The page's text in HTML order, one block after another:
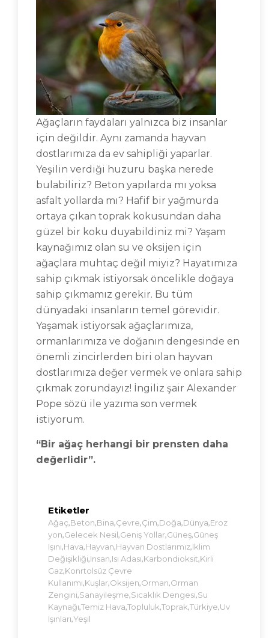
Ağaçların faydaları yalnızca biz insanlar
için değildir. Aynı zamanda hayvan
dostlarımıza da ev sahipliği yaparlar.
Yeşilin verdiği huzuru başka nerede
bulabiliriz? Beton yapılarda mı yoksa
asfalt yollarda mı? Hafif bir yağmurda
ortaya çıkan toprak kokusundan daha
güzel bir koku duyabildiniz mi? Yaşam
kaynağımız olan su ve oksijen için
ağaçlara muhtaç değil miyiz? Hayatımıza
sahip çıkmak istiyorsak öncelikle doğaya
sahip çıkmamız gerekir. Bu tüm
dünyadaki insanların temel görevidir.
Yaşamak istiyorsak ağaçlarımıza,
ormanlarımıza ve doğanın dengesinde en
önemli zincirlerden biri olan hayvan
dostlarımıza değer vermek ve onlara sahip
çıkmak zorundayız! İngiliz şair Alexander
Pope sözü ile yazıma son vermek
istiyorum.
“Bir ağaç herhangi bir prensten daha
değerlidir”.
Etiketler
Ağaç,Beton,Bina,Çevre,Çim,Doğa,Dünya,Eroz
Yon,Gelecek Nesil,Geniş Yollar,Güneş,Güneş
Işını,Hava,Hayvan,Hayvan Dostlarımız,Iklim
Değişikliği,Insan,Isı Adası,Karbondioksit,Kirli
Gaz,Konrtolsüz Çevre
Kullanımı,Kuşlar,Oksijen,Orman,Orman
Zengini,Sanayileşme,Sıcaklık Dengesi,Su
Kaynağı,Temiz Hava,Topluluk,Toprak,Türkiye,Uv
Işınları,Yeşil